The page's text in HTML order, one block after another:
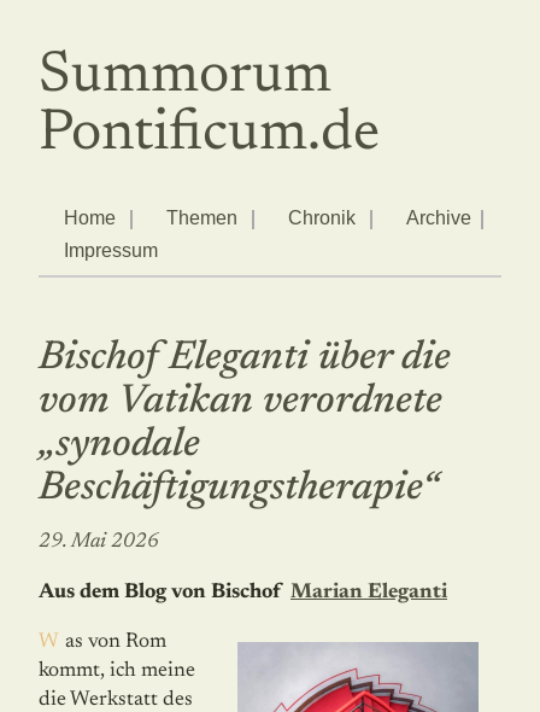
Summorum
Pontificum.de
Home Themen Chronik
Archive
Impressum
Bischof Eleganti über die
vom Vatikan verordnete
„synodale
Beschäftigungstherapie“
29. Mai 2026
Aus dem Blog von Bischof Marian Eleganti
Was von Rom
kommt, ich meine
die Werkstatt des